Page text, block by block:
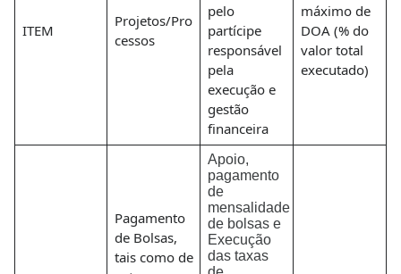
ITEM
Projetos/Pro
cessos
pelo
partícipe
responsável
pela
execução e
gestão
financeira
máximo de
DOA (% do
valor total
executado)
Pagamento
de Bolsas,
tais como de
Apoio,
pagamento
de
mensalidade
de bolsas e
Execução
das taxas